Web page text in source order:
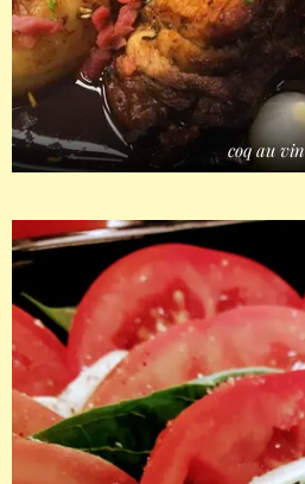
coq au vin